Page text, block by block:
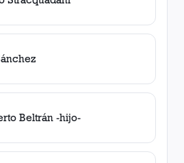
Beltrán -hijo-